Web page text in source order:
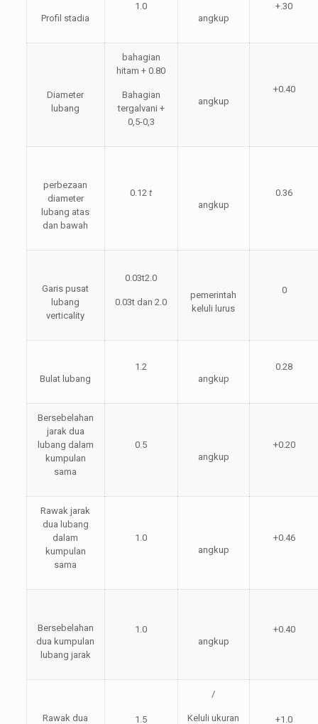
Profil stadia
1.0
angkup
+.30
Diameter
lubang
bahagian
hitam + 0.80
Bahagian
tergalvani +
0,5-0,3
angkup
+0.40
perbezaan
diameter
lubang atas
dan bawah
0.12t
angkup
0.36
Garis pusat
lubang
verticality
0.03t2.0
0.03t dan 2.0
pemerintah
keluli lurus
0
Bulat lubang
1.2
angkup
0.28
Bersebelahan
jarak dua
lubang dalam
kumpulan
sama
0.5
angkup
+0.20
Rawak jarak
dua lubang
dalam
kumpulan
sama
1.0
angkup
+0.46
Bersebelahan
dua kumpulan
lubang jarak
1.0
angkup
+0.40
Rawak dua 1.5
/
Keluli ukuran +1.0